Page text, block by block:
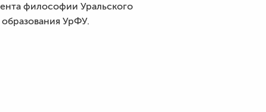
философии Уральского
УрФУ.